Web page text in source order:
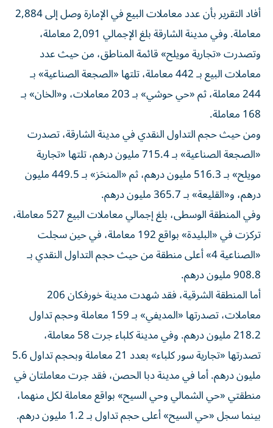
أفاد التقرير بأن عدد معاملات البيع في الإمارة وصل إلى 2,884
معاملة. وفي مدينة الشارقة بلغ الإجمالي 2,091 معاملة،
وتصدرت «تجارية مويلح» قائمة المناطق، من حيث عدد
معاملات البيع بـ 442 معاملة، تلتها «الصجعة الصناعية» بـ
244 معاملة، ثم «حي حوشي» بـ 203 معاملات، و«الخان» بـ
168 معاملة.
ومن حيث حجم التداول النقدي في مدينة الشارقة، تصدرت
«الصجعة الصناعية» بـ 715.4 مليون درهم، تلتها «تجارية
مويلح» بـ 516.3 مليون درهم، ثم «المنحَز» بـ 449.5 مليون
درهم، و«القليعة» بـ 365.7 مليون درهم.
وفي المنطقة الوسطى، بلغ إجمالي معاملات البيع 527 معاملة،
تركزت في «البليدة» بواقع 192 معاملة، في حين سجلت
«الصناعية 4» أعلى منطقة من حيث حجم التداول النقدي بـ
908.8 مليون درهم.
أما المنطقة الشرقية، فقد شهدت مدينة خورفكان 206
معاملات، تصدرتها «المديفي» بـ 159 معاملة وحجم تداول
218.2 مليون درهم. وفي مدينة كلباء جرت 58 معاملة،
تصدرتها «تجارية سور كلباء» بعدد 21 معاملة وبحجم تداول 5.6
مليون درهم. أما في مدينة دبا الحصن، فقد جرت معاملتان في
منطقتي «حي الشمالي وحي السيح» بواقع معاملة لكل منهما،
بينما سجل «حي السيح» أعلى حجم تداول بـ 1.2 مليون درهم.